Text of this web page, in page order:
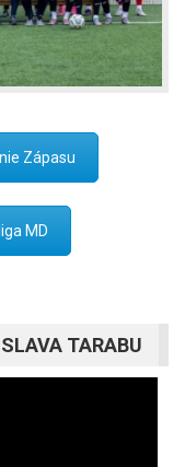
Zápasu
MD
TARABU